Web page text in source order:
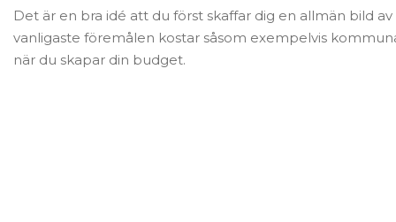
Det är en bra idé att du först skaffar dig en allmän bild av
vanligaste föremålen kostar såsom exempelvis
när du skapar din budget.